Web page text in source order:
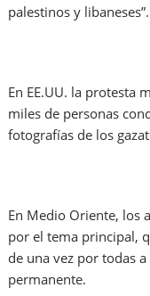
palestinos y libaneses”.
En EE.UU. la protesta
miles de personas
fotografías de los
En Medio Oriente, los
por el tema principal,
de una vez por todas
permanente.